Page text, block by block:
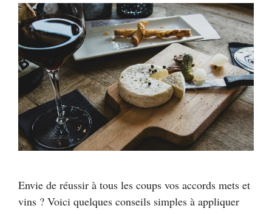
Envie de réussir à tous les coups vos accords mets et
vins ? Voici quelques conseils simples à appliquer